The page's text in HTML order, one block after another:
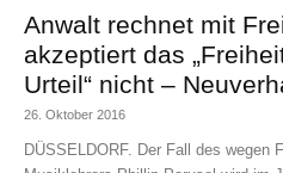
Anwalt rechnet mit
akzeptiert das
Urteil“ nicht –
26. Oktober 2016
DÜSSELDORF. Der Fall des wegen